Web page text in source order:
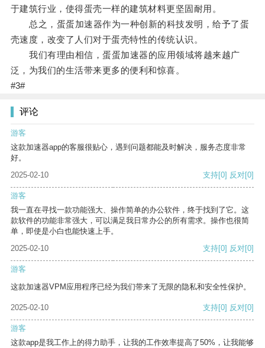
于建筑行业，使得蛋壳一样的建筑材料更坚固耐用。
总之，蛋蛋加速器作为一种创新的科技发明，给予了蛋
壳速度，改变了人们对于蛋壳特性的传统认识。
我们有理由相信，蛋蛋加速器的应用领域将越来越广
泛，为我们的生活带来更多的便利和惊喜。
#3#
评论
游客
这款加速器app的客服很贴心，遇到问题都能及时解决，服务态度非常
好。
2025-02-10
支持[0] 反对[0]
游客
我一直在寻找一款功能强大、操作简单的办公软件，终于找到了它。这
款软件的功能非常强大，可以满足我日常办公的所有需求。操作也很简
单，即使是小白也能快速上手。
2025-02-10
支持[0] 反对[0]
游客
这款加速器VPM应用程序已经为我们带来了无限的隐私和安全性保护。
2025-02-10 支持[0] 反对[0]
游客
这款app是我工作上的得力助手，让我的工作效率提高了50%，让我能够